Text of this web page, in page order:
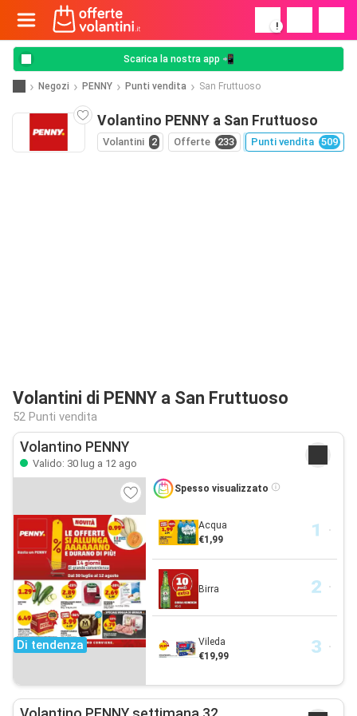
!
Scarica la nostra app 📲
Negozi PENNY Punti vendita San Fruttuoso
Volantino PENNY a San Fruttuoso
Volantini 2 Offerte 233 Punti vendita 509
Volantini di PENNY a San Fruttuoso
52 Punti vendita
Volantino PENNY
Valido: 30 lug a 12 ago
Di tendenza
Spesso visualizzato
Acqua
€1,99
Birra
Vileda
€19,99